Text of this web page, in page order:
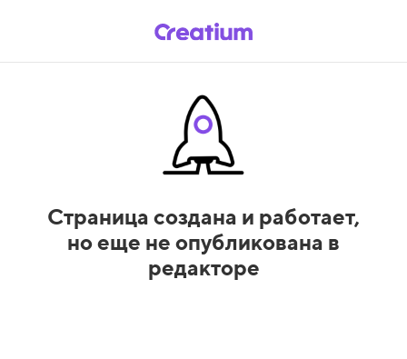
Страница создана и работает,
но еще не опубликована в
редакторе